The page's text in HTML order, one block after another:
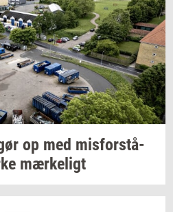
op med mis­for­stå­
mær­ke­ligt